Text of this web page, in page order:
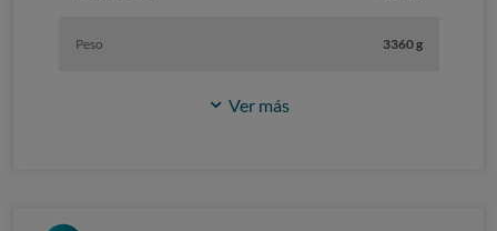
Peso 3360 g
Ver más